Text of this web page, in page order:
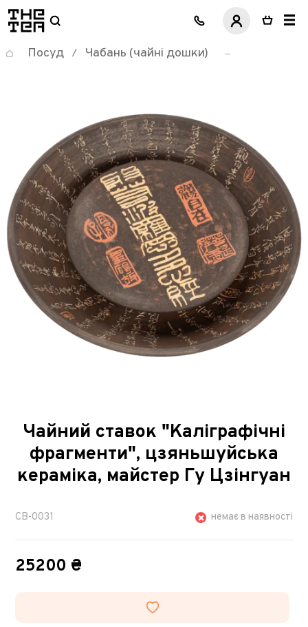
логотип
Посуд / Чабань (чайні дошки)
Чайний ставок "Каліграфічні
фрагменти", цзяньшуйська
кераміка, майстер Гу Цзінгуан
CB-0031 немає в наявності
25200 ₴